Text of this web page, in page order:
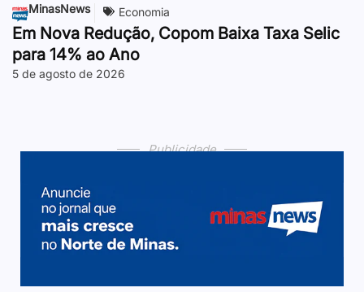
MinasNews Economia
Em Nova Redução, Copom Baixa Taxa Selic
para 14% ao Ano
5 de agosto de 2026
Publicidade